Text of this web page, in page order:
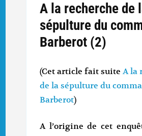
A la recherche de
sépulture du
Barberot (2)
(Cet article fait suiteA la
de la sépulture du
Barberot)
A l’origine de cet